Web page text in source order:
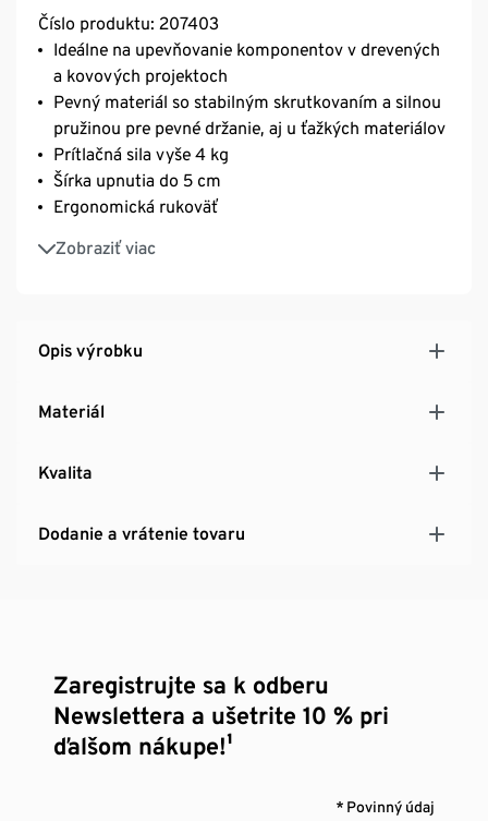
Číslo produktu: 207403
Ideálne na upevňovanie komponentov v drevených
a kovových projektoch
Pevný materiál so stabilným skrutkovaním a silnou
pružinou pre pevné držanie, aj u ťažkých materiálov
Prítlačná sila vyše 4 kg
Šírka upnutia do 5 cm
Ergonomická rukoväť
Zobraziť viac
Pohyblivé zvieracie čeľuste pre jednoduchú
Opis výrobku
Materiál
Kvalita
Dodanie a vrátenie tovaru
Zaregistrujte sa k odberu
Newslettera a ušetrite 10 % pri
ďalšom nákupe!¹
* Povinný údaj